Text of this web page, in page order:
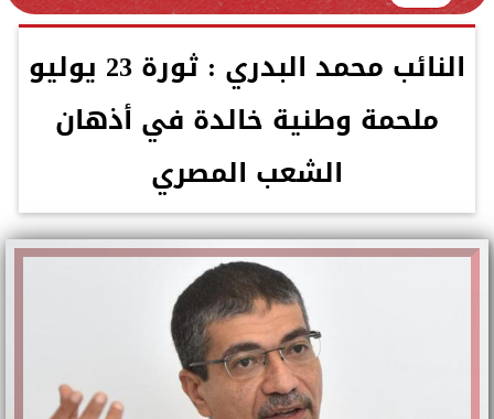
النائب محمد البدري : ثورة 23 يوليو
ملحمة وطنية خالدة في أذهان
الشعب المصري